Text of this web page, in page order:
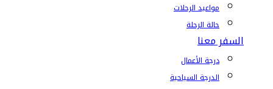
مواعيد الرحلات
حالة الرحلة
السفر معنا
درجة الأعمال
الدرجة السياحية